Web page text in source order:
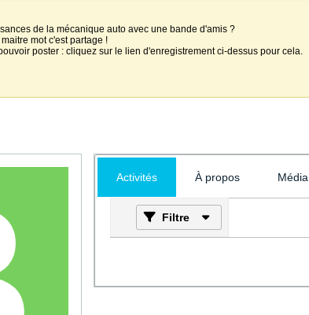
de la mécanique auto avec une bande d'amis ?
mot c'est partage !
poster : cliquez sur le lien d'enregistrement ci-dessus pour cela.
Activités À propos Média
Filtre